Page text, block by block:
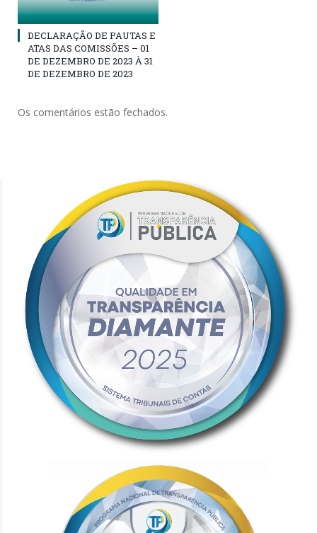
DECLARAÇÃO DE PAUTAS E
ATAS DAS COMISSÕES – 01
DE DEZEMBRO DE 2023 À 31
DE DEZEMBRO DE 2023
Os comentários estão fechados.